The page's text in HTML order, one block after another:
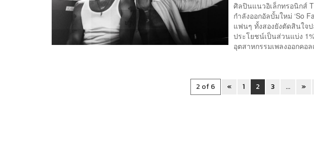
ศิลปินแนวอิเล็กทรอนิกส์
กำลังออกอัลบั้มใหม่ ‘So
แฟนๆ ทั้งสองยังตัดสินใจ
ประโยชน์เป็นส่วนแบ่ง
อุตสาหกรรมเพลงออกคอ
2 of 6 « 1 2 3 ... »